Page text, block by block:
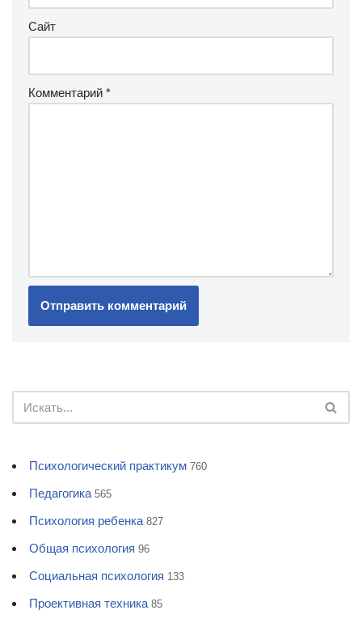
Сайт
Комментарий *
Психологический практикум 760
Педагогика 565
Психология ребенка 827
Общая психология 96
Социальная психология 133
Проективная техника 85